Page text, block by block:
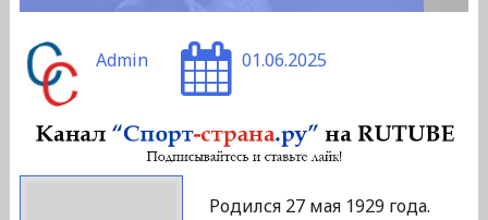
Admin 01.06.2025
Родился 27 мая 1929 года.